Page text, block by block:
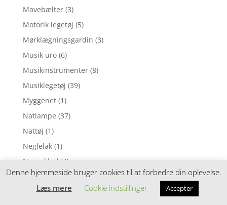
Mavebælter (3)
Motorik legetøj (5)
Mørklægningsgardin (3)
Musik uro (6)
Musikinstrumenter (8)
Musiklegetøj (39)
Myggenet (1)
Natlampe (37)
Nattøj (1)
Neglelak (1)
Nusseklud (4)
Nusseklude (78)
Opbevaring (11)
Denne hjemmeside bruger cookies til at forbedre din oplevelse.
Læs mere
Cookie indstillinger Accepter